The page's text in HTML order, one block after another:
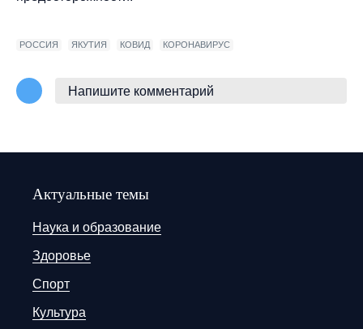
РОССИЯ ЯКУТИЯ КОВИД КОРОНАВИРУС
Напишите комментарий
Актуальные темы
Наука и образование
Здоровье
Спорт
Культура